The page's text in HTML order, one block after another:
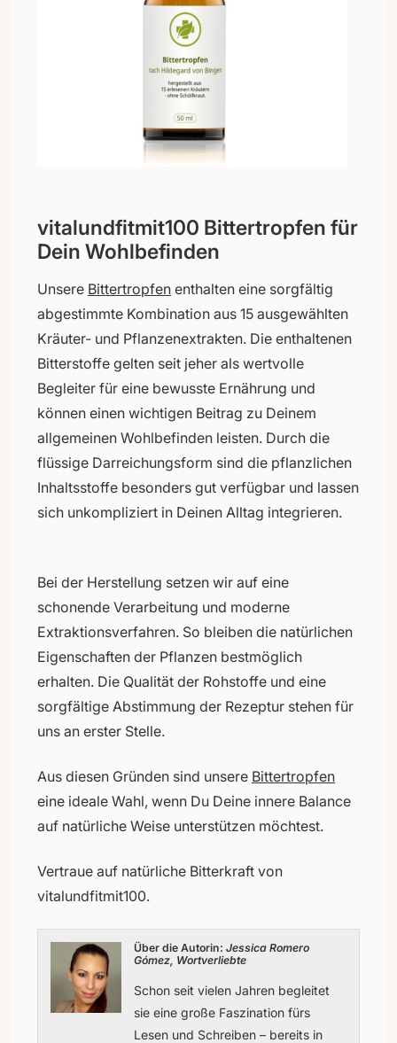
vitalundfitmit100 Bittertropfen für
Dein Wohlbefinden
Unsere Bittertropfen enthalten eine sorgfältig
abgestimmte Kombination aus 15 ausgewählten
Kräuter- und Pflanzenextrakten. Die enthaltenen
Bitterstoffe gelten seit jeher als wertvolle
Begleiter für eine bewusste Ernährung und
können einen wichtigen Beitrag zu Deinem
allgemeinen Wohlbefinden leisten. Durch die
flüssige Darreichungsform sind die pflanzlichen
Inhaltsstoffe besonders gut verfügbar und lassen
sich unkompliziert in Deinen Alltag integrieren.
Bei der Herstellung setzen wir auf eine
schonende Verarbeitung und moderne
Extraktionsverfahren. So bleiben die natürlichen
Eigenschaften der Pflanzen bestmöglich
erhalten. Die Qualität der Rohstoffe und eine
sorgfältige Abstimmung der Rezeptur stehen für
uns an erster Stelle.
Aus diesen Gründen sind unsere Bittertropfen
eine ideale Wahl, wenn Du Deine innere Balance
auf natürliche Weise unterstützen möchtest.
Vertraue auf natürliche Bitterkraft von
vitalundfitmit100.
Über die Autorin: Jessica Romero
Gómez, Wortverliebte
Schon seit vielen Jahren begleitet
sie eine große Faszination fürs
Lesen und Schreiben – bereits in